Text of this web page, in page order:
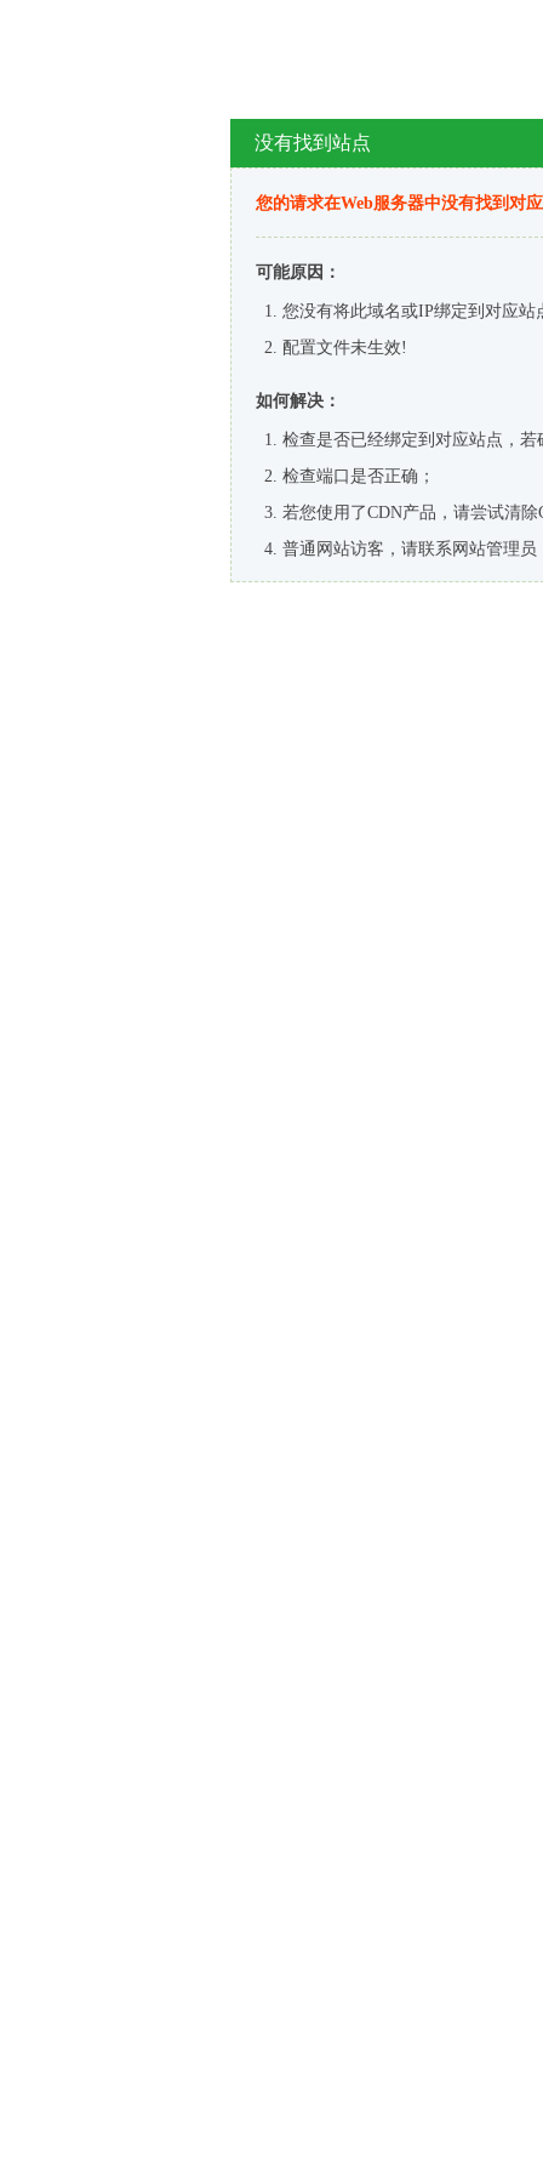
没有找到站点
您的请求在Web服务器中没有找到对
可能原因：
您没有将此域名或IP绑定到对应站
配置文件未生效!
如何解决：
检查是否已经绑定到对应站点，
检查端口是否正确；
若您使用了CDN产品，请尝试清除
普通网站访客，请联系网站管理员